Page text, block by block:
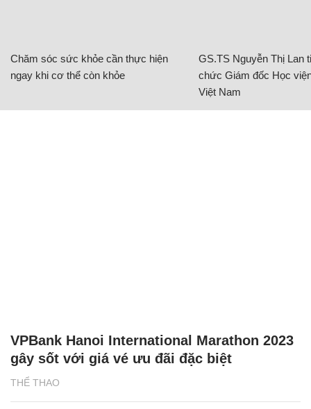
Chăm sóc sức khỏe cần thực hiện
ngay khi cơ thể còn khỏe
GS.TS Nguyễn Thị Lan
chức Giám đốc Học
Việt Nam
THỂ THAO
VPBank Hanoi International Marathon 2023
gây sốt với giá vé ưu đãi đặc biệt